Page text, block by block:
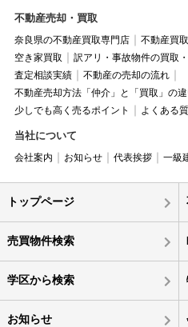
不動産売却・買取
奈良県の不動産買取専門店 不動産買
空き家買取
訳アリ・事故物件の買取
査定相談実績
不動産の売却の流れ
不動産売却方法「仲介」と「買取」の
少しでも高く売るポイント
よくある
当社について
会社案内 お知らせ 代表挨拶 一級
トップページ
売買物件検索
学区から検索
お知らせ